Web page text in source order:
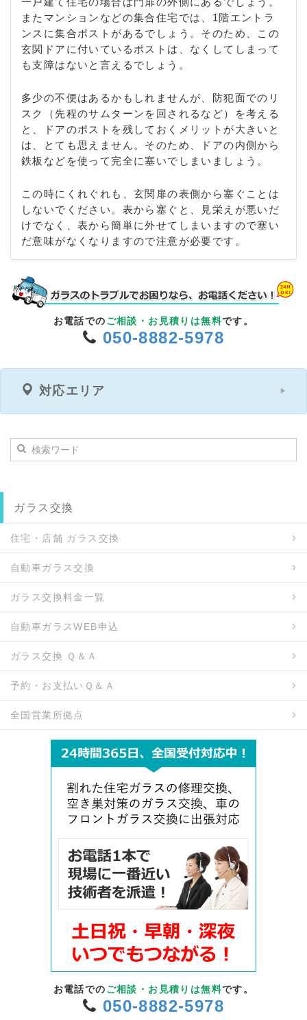
またマンションなどの集合住宅では、1階エントラ
ンスに集合ポストがあるでしょう。そのため、この
玄関ドアに付いているポストは、なくしてしまって
も支障はないと言えるでしょう。
多少の不便はあるかもしれませんが、防犯面でのリ
スク（先程のサムターンを回されるなど）を考える
と、ドアのポストを残しておくメリットが大きいと
は、とても思えません。そのため、ドアの内側から
鉄板などを使って完全に塞いでしまいましょう。
この時にくれぐれも、玄関扉の表側から塞ぐことは
しないでください。表から塞ぐと、見栄えが悪いだ
けでなく、表から簡単に外せてしまいますので塞い
だ意味がなくなりますので注意が必要です。
お電話での ご相談・お見積りは無料です。
050-8882-5978
対応エリア
ガラス交換
住宅・店舗 ガラス交換
自動車ガラス交換
ガラス交換料金一覧
自動車ガラスWEB申込
ガラス交換 Ｑ＆Ａ
予約・お支払いＱ＆Ａ
全国営業所拠点
お電話での ご相談・お見積りは無料です。
050-8882-5978